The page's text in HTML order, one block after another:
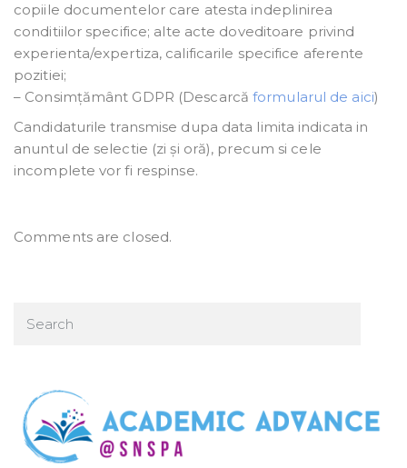
copiile documentelor care atesta indeplinirea
conditiilor specifice; alte acte doveditoare privind
experienta/expertiza, calificarile specifice aferente
pozitiei;
– Consimțământ GDPR (Descarcăformularul de aici)
Candidaturile transmise dupa data limita indicata in
anuntul de selectie (zi și oră), precum si cele
incomplete vor fi respinse.
Comments are closed.